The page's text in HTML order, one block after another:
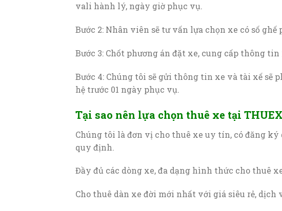
vali hành lý, ngày giờ phục vụ.
Bước 2: Nhân viên sẽ tư vấn lựa chọn xe có số
Bước 3: Chốt phương án đặt xe, cung cấp thông
Bước 4: Chúng tôi sẽ gửi thông tin xe và tài xế sẽ
hệ trước 01 ngày phục vụ.
Tại sao nên lựa chọn thuê xe tại
Chúng tôi là đơn vị cho thuê xe uy tín, có đăng
quy định.
Đầy đủ các dòng xe, đa dạng hình thức cho thuê
Cho thuê dàn xe đời mới nhất với giá siêu rẻ, dịch